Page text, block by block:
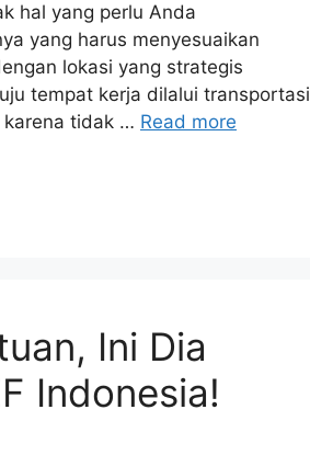
hal yang perlu Anda
yang harus menyesuaikan
lokasi yang strategis
tempat kerja dilalui transportasi
karena tidak … Read more
Ini Dia
Indonesia!